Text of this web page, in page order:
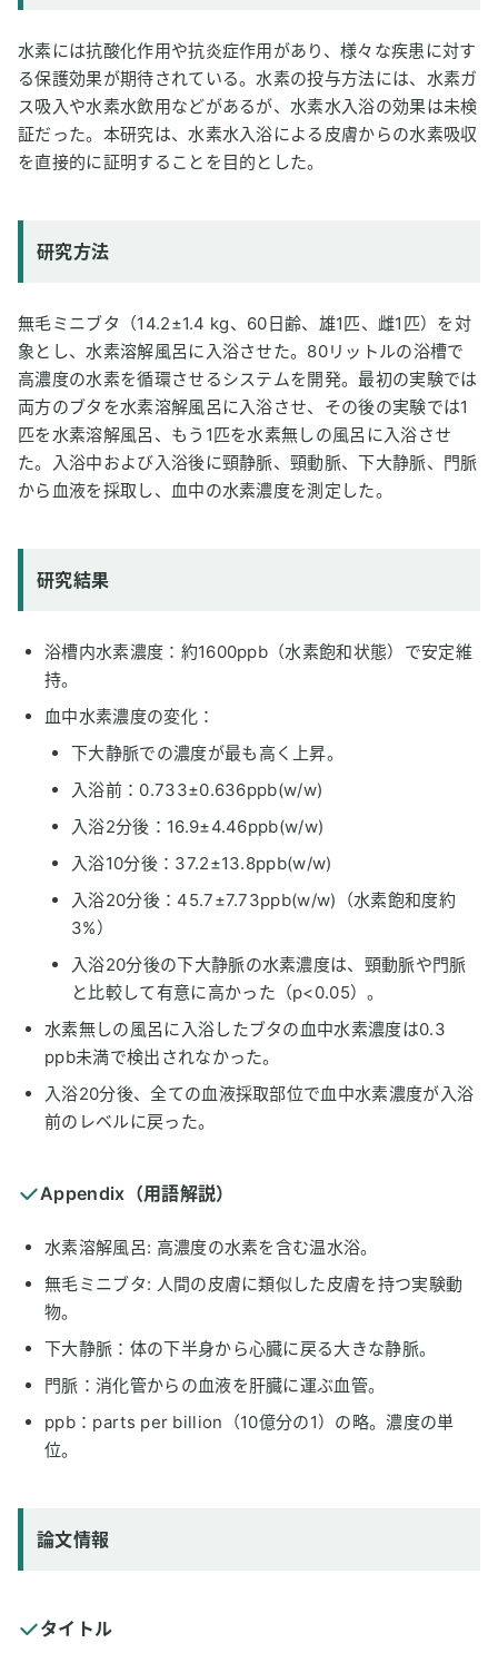
水素には抗酸化作用や抗炎症作用があり、様々な疾患に対す
る保護効果が期待されている。水素の投与方法には、水素ガ
ス吸入や水素水飲用などがあるが、水素水入浴の効果は未検
証だった。本研究は、水素水入浴による皮膚からの水素吸収
を直接的に証明することを目的とした。
研究方法
無毛ミニブタ（14.2±1.4 kg、60日齢、雄1匹、雌1匹）を対
象とし、水素溶解風呂に入浴させた。80リットルの浴槽で
高濃度の水素を循環させるシステムを開発。最初の実験では
両方のブタを水素溶解風呂に入浴させ、その後の実験では1
匹を水素溶解風呂、もう1匹を水素無しの風呂に入浴させ
た。入浴中および入浴後に頸静脈、頸動脈、下大静脈、門脈
から血液を採取し、血中の水素濃度を測定した。
研究結果
浴槽内水素濃度：約1600ppb（水素飽和状態）で安定維
持。
血中水素濃度の変化：
下大静脈での濃度が最も高く上昇。
入浴前：0.733±0.636ppb(w/w)
入浴2分後：16.9±4.46ppb(w/w)
入浴10分後：37.2±13.8ppb(w/w)
入浴20分後：45.7±7.73ppb(w/w)（水素飽和度約
3%）
入浴20分後の下大静脈の水素濃度は、頸動脈や門脈
と比較して有意に高かった（p<0.05）。
水素無しの風呂に入浴したブタの血中水素濃度は0.3
ppb未満で検出されなかった。
入浴20分後、全ての血液採取部位で血中水素濃度が入浴
前のレベルに戻った。
Appendix（用語解説）
水素溶解風呂: 高濃度の水素を含む温水浴。
無毛ミニブタ: 人間の皮膚に類似した皮膚を持つ実験動
物。
下大静脈：体の下半身から心臓に戻る大きな静脈。
門脈：消化管からの血液を肝臓に運ぶ血管。
ppb：parts per billion（10億分の1）の略。濃度の単
位。
論文情報
タイトル